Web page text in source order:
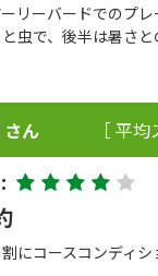
リーバードでのプレ
虫で、後半は暑さ
ん ［ 平
にコースコンディシ